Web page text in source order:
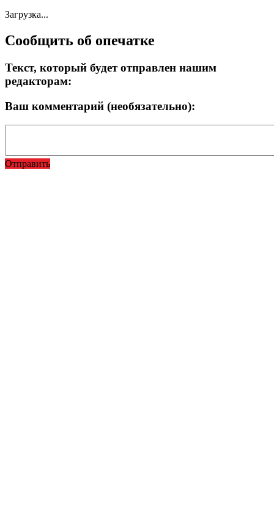
Загрузка...
Сообщить об опечатке
Текст, который будет отправлен нашим
редакторам:
Ваш комментарий (необязательно):
Отправить